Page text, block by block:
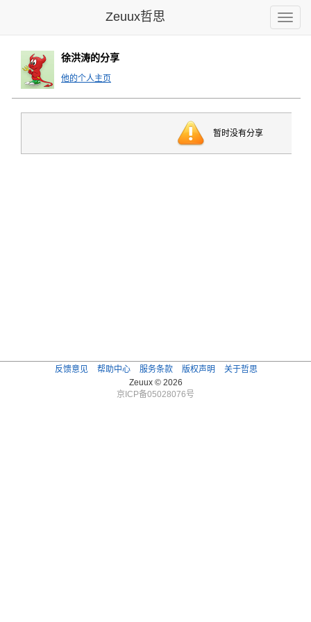
Toggle
Zeuux哲思
徐洪涛的分享
他的个人主页
暂时没有分享
反馈意见 帮助中心 服务条款 版权声明
关于哲思
Zeuux © 2026
京ICP备05028076号